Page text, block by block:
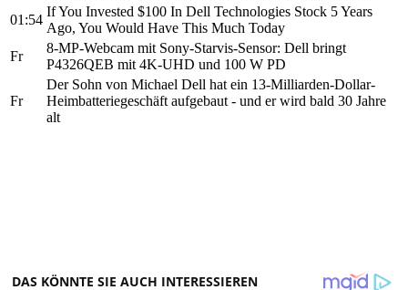
01:54
If You Invested $100 In Dell Technologies Stock 5 Years
Ago, You Would Have This Much Today
Fr
8-MP-Webcam mit Sony-Starvis-Sensor: Dell bringt
P4326QEB mit 4K-UHD und 100 W PD
Fr
Der Sohn von Michael Dell hat ein 13-Milliarden-Dollar-
Heimbatteriegeschäft aufgebaut - und er wird bald 30 Jahre
alt